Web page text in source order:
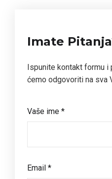
Imate
Ispunite kontakt formu i
ćemo odgovoriti na sva
Vaše ime *
Email *